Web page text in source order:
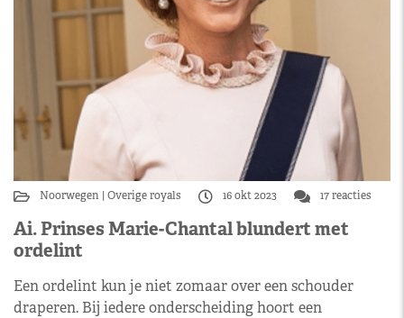
Noorwegen Overige royals 16 okt 2023 17 reacties
Ai. Prinses Marie-Chantal blundert met
ordelint
Een ordelint kun je niet zomaar over een schouder
draperen. Bij iedere onderscheiding hoort een